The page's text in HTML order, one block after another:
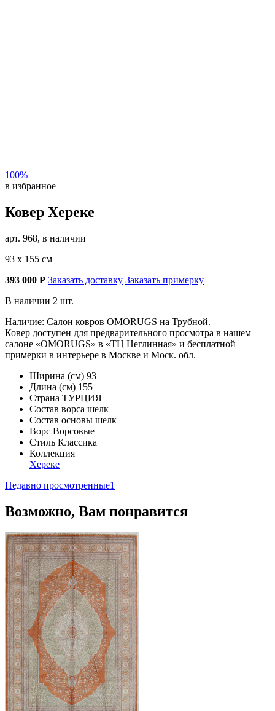
100%
в избранное
Ковер Хереке
арт. 968, в наличии
93 х 155 см
393 000 Р Заказать доставку Заказать примерку
В наличии 2 шт.
Наличие: Салон ковров OMORUGS на Трубной.
Ковер доступен для предварительного просмотра в нашем
салоне «OMORUGS» в «ТЦ Неглинная» и бесплатной
примерки в интерьере в Москве и Моск. обл.
Ширина (см) 93
Длина (см) 155
Страна ТУРЦИЯ
Состав ворса шелк
Состав основы шелк
Ворс Ворсовые
Стиль Классика
Коллекция
Хереке
Недавно просмотренные1
Возможно, Вам понравится